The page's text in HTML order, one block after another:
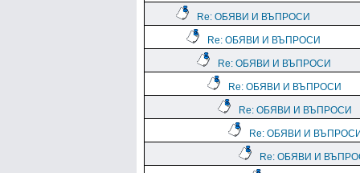
Re: ОБЯВИ И ВЪПРОСИ
Re: ОБЯВИ И ВЪПРОСИ
Re: ОБЯВИ И ВЪПРОСИ
Re: ОБЯВИ И ВЪПРОСИ
Re: ОБЯВИ И ВЪПРОСИ
Re: ОБЯВИ И
Re: ОБЯВИ И